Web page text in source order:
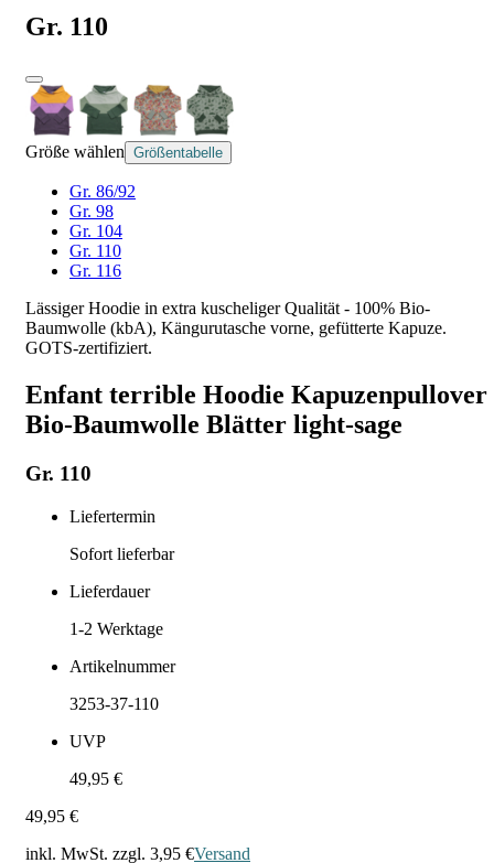
Gr. 110
Größe wählen Größentabelle
Gr. 86/92
Gr. 98
Gr. 104
Gr. 110
Gr. 116
Lässiger Hoodie in extra kuscheliger Qualität - 100% Bio-
Baumwolle (kbA), Kängurutasche vorne, gefütterte Kapuze.
GOTS-zertifiziert.
Enfant terrible Hoodie Kapuzenpullover
Bio-Baumwolle Blätter light-sage
Gr. 110
Liefertermin
Sofort lieferbar
Lieferdauer
1-2 Werktage
Artikelnummer
3253-37-110
UVP
49,95 €
49,95 €
inkl. MwSt. zzgl. 3,95 €Versand